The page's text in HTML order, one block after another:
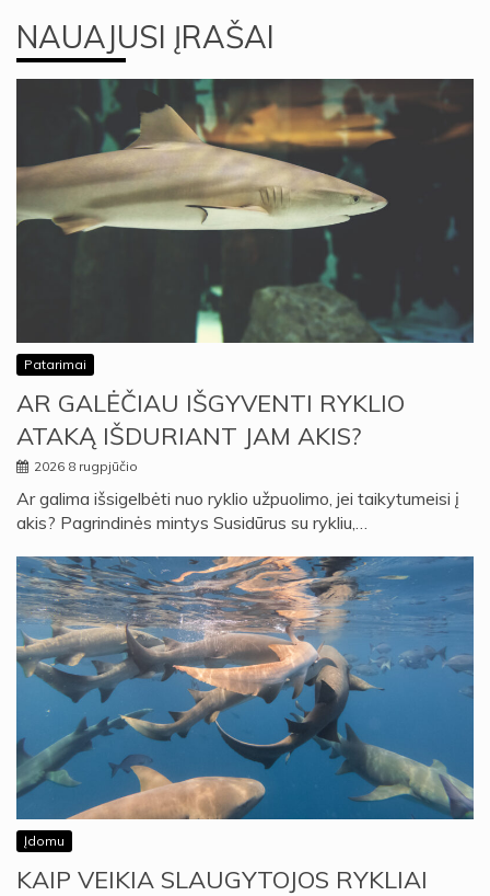
NAUAJUSI ĮRAŠAI
Patarimai
AR GALĖČIAU IŠGYVENTI RYKLIO
ATAKĄ IŠDURIANT JAM AKIS?
2026 8 rugpjūčio
Ar galima išsigelbėti nuo ryklio užpuolimo, jei taikytumeisi į
akis? Pagrindinės mintys Susidūrus su rykliu,…
Įdomu
KAIP VEIKIA SLAUGYTOJOS RYKLIAI